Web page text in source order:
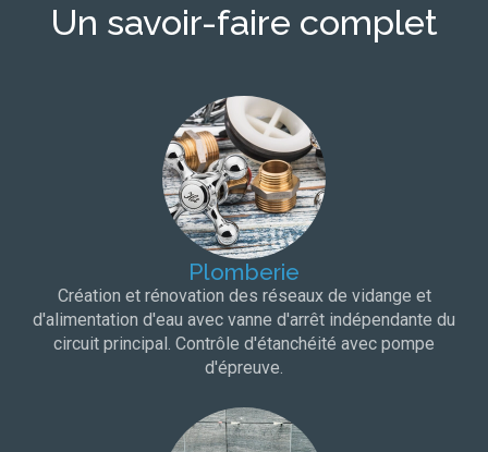
Un savoir-faire complet
Plomberie
Création et rénovation des réseaux de vidange et
d'alimentation d'eau avec vanne d'arrêt indépendante du
circuit principal. Contrôle d'étanchéité avec pompe
d'épreuve.